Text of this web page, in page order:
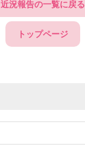
近況報告の一覧に戻る
トップページ